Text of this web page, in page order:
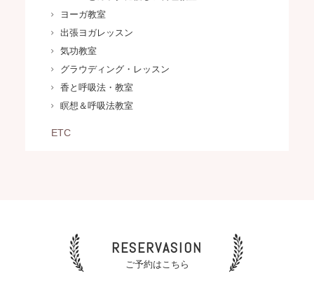
ヨーガ教室
出張ヨガレッスン
気功教室
グラウディング・レッスン
香と呼吸法・教室
瞑想＆呼吸法教室
ETC
RESERVASION
ご予約はこちら